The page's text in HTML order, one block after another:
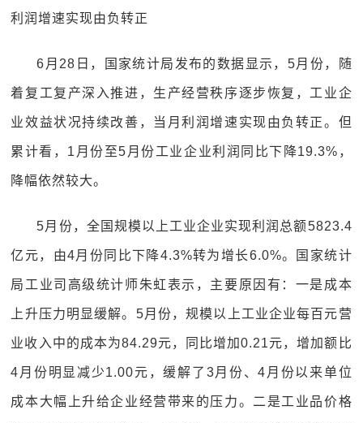
利润增速实现由负转正
6月28日，国家统计局发布的数据显示，5月份，随
着复工复产深入推进，生产经营秩序逐步恢复，工业企
业效益状况持续改善，当月利润增速实现由负转正。但
累计看，1月份至5月份工业企业利润同比下降19.3%，
降幅依然较大。
5月份，全国规模以上工业企业实现利润总额5823.4
亿元，由4月份同比下降4.3%转为增长6.0%。国家统计
局工业司高级统计师朱虹表示，主要原因有：一是成本
上升压力明显缓解。5月份，规模以上工业企业每百元营
业收入中的成本为84.29元，同比增加0.21元，增加额比
4月份明显减少1.00元，缓解了3月份、4月份以来单位
成本大幅上升给企业经营带来的压力。二是工业品价格